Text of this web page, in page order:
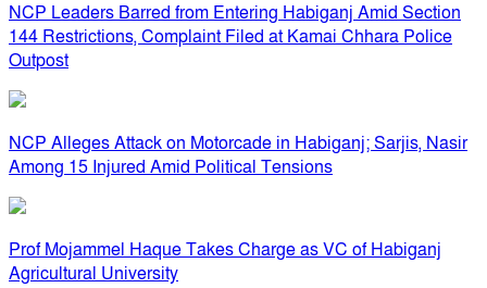
NCP Leaders Barred from Entering Habiganj Amid Section
144 Restrictions, Complaint Filed at Kamai Chhara Police
Outpost
NCP Alleges Attack on Motorcade in Habiganj; Sarjis, Nasir
Among 15 Injured Amid Political Tensions
Prof Mojammel Haque Takes Charge as VC of Habiganj
Agricultural University